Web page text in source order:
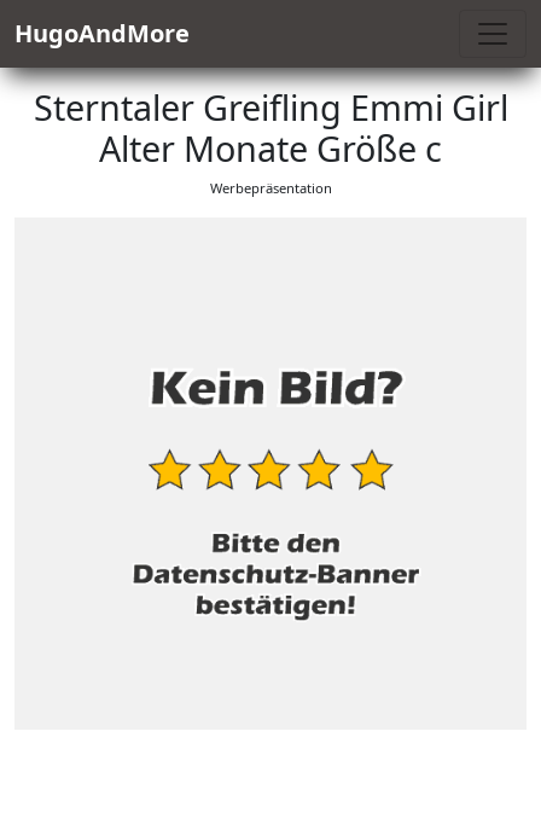
HugoAndMore
Sterntaler Greifling Emmi Girl
Alter Monate Größe c
Werbepräsentation